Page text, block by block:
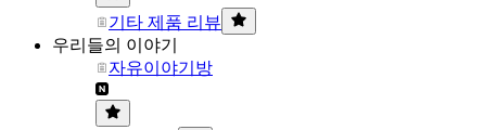
기타 제품 리뷰
우리들의 이야기
자유이야기방